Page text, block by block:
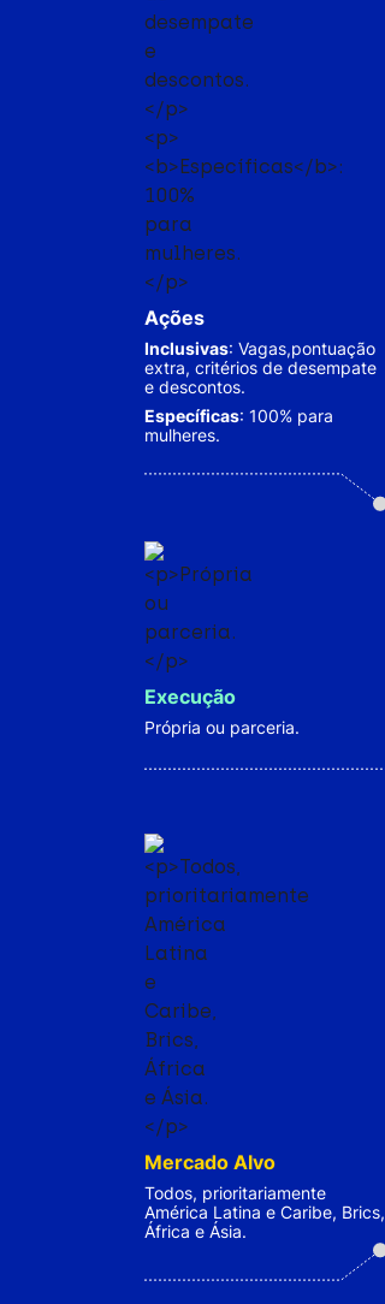
Ações
Inclusivas: Vagas,pontuação
extra, critérios de desempate
e descontos.
Específicas: 100% para
mulheres.
Execução
Própria ou parceria.
Mercado Alvo
Todos, prioritariamente
América Latina e Caribe, Brics,
África e Ásia.